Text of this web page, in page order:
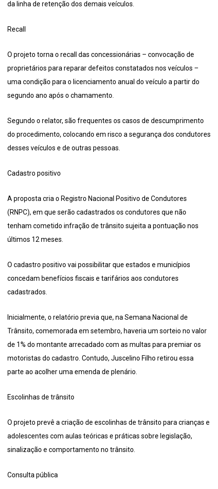
da linha de retenção dos demais veículos.
Recall
O projeto torna o recall das concessionárias – convocação de
proprietários para reparar defeitos constatados nos veículos –
uma condição para o licenciamento anual do veículo a partir do
segundo ano após o chamamento.
Segundo o relator, são frequentes os casos de descumprimento
do procedimento, colocando em risco a segurança dos condutores
desses veículos e de outras pessoas.
Cadastro positivo
A proposta cria o Registro Nacional Positivo de Condutores
(RNPC), em que serão cadastrados os condutores que não
tenham cometido infração de trânsito sujeita a pontuação nos
últimos 12 meses.
O cadastro positivo vai possibilitar que estados e municípios
concedam benefícios fiscais e tarifários aos condutores
cadastrados.
Inicialmente, o relatório previa que, na Semana Nacional de
Trânsito, comemorada em setembro, haveria um sorteio no valor
de 1% do montante arrecadado com as multas para premiar os
motoristas do cadastro. Contudo, Juscelino Filho retirou essa
parte ao acolher uma emenda de plenário.
Escolinhas de trânsito
O projeto prevê a criação de escolinhas de trânsito para crianças e
adolescentes com aulas teóricas e práticas sobre legislação,
sinalização e comportamento no trânsito.
Consulta pública